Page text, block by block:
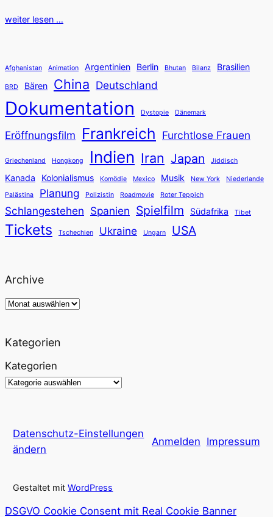
weiter lesen …
Afghanistan Animation Argentinien Berlin Bhutan Bilanz Brasilien
BRD Bären China Deutschland
Dokumentation Dystopie Dänemark
Eröffnungsfilm Frankreich Furchtlose Frauen
Griechenland Hongkong Indien Iran Japan Jiddisch
Kanada Kolonialismus Komödie Mexico Musik New York
Niederlande
Palästina
Planung Polizistin Roadmovie Roter Teppich
Schlangestehen Spanien Spielfilm Südafrika Tibet
Tickets Tschechien Ukraine Ungarn USA
Archive
Archiv
Kategorien
Kategorien
Datenschutz-Einstellungen
ändern
Anmelden Impressum
Gestaltet mitWordPress
DSGVO Cookie Consent mit Real Cookie Banner